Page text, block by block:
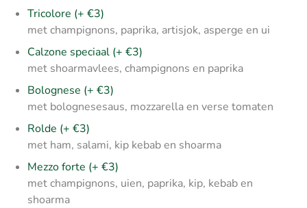
Tricolore (+ €3)
met champignons, paprika, artisjok, asperge en ui
Calzone speciaal (+ €3)
met shoarmavlees, champignons en paprika
Bolognese (+ €3)
met bolognesesaus, mozzarella en verse tomaten
Rolde (+ €3)
met ham, salami, kip kebab en shoarma
Mezzo forte (+ €3)
met champignons, uien, paprika, kip, kebab en
shoarma